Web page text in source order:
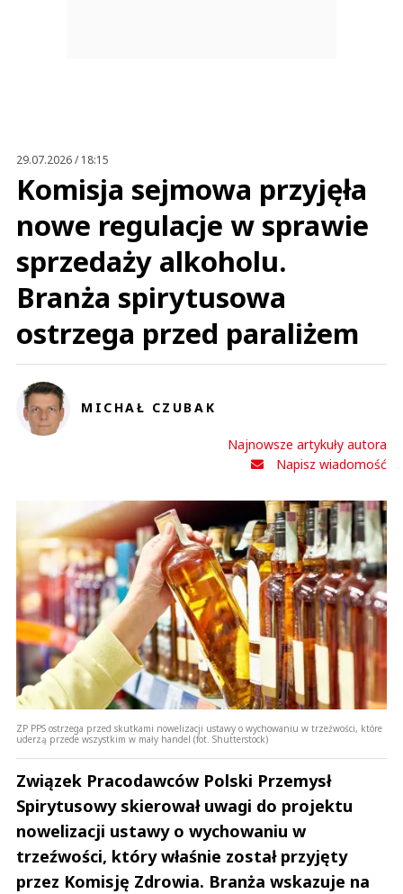
29.07.2026 / 18:15
Komisja sejmowa przyjęła
nowe regulacje w sprawie
sprzedaży alkoholu.
Branża spirytusowa
ostrzega przed paraliżem
MICHAŁ CZUBAK
Najnowsze artykuły autora
Napisz wiadomość
ZP PPS ostrzega przed skutkami nowelizacji ustawy o wychowaniu w trzeźwości, które
uderzą przede wszystkim w mały handel (fot. Shutterstock)
Związek Pracodawców Polski Przemysł
Spirytusowy skierował uwagi do projektu
nowelizacji ustawy o wychowaniu w
trzeźwości, który właśnie został przyjęty
przez Komisję Zdrowia. Branża wskazuje na